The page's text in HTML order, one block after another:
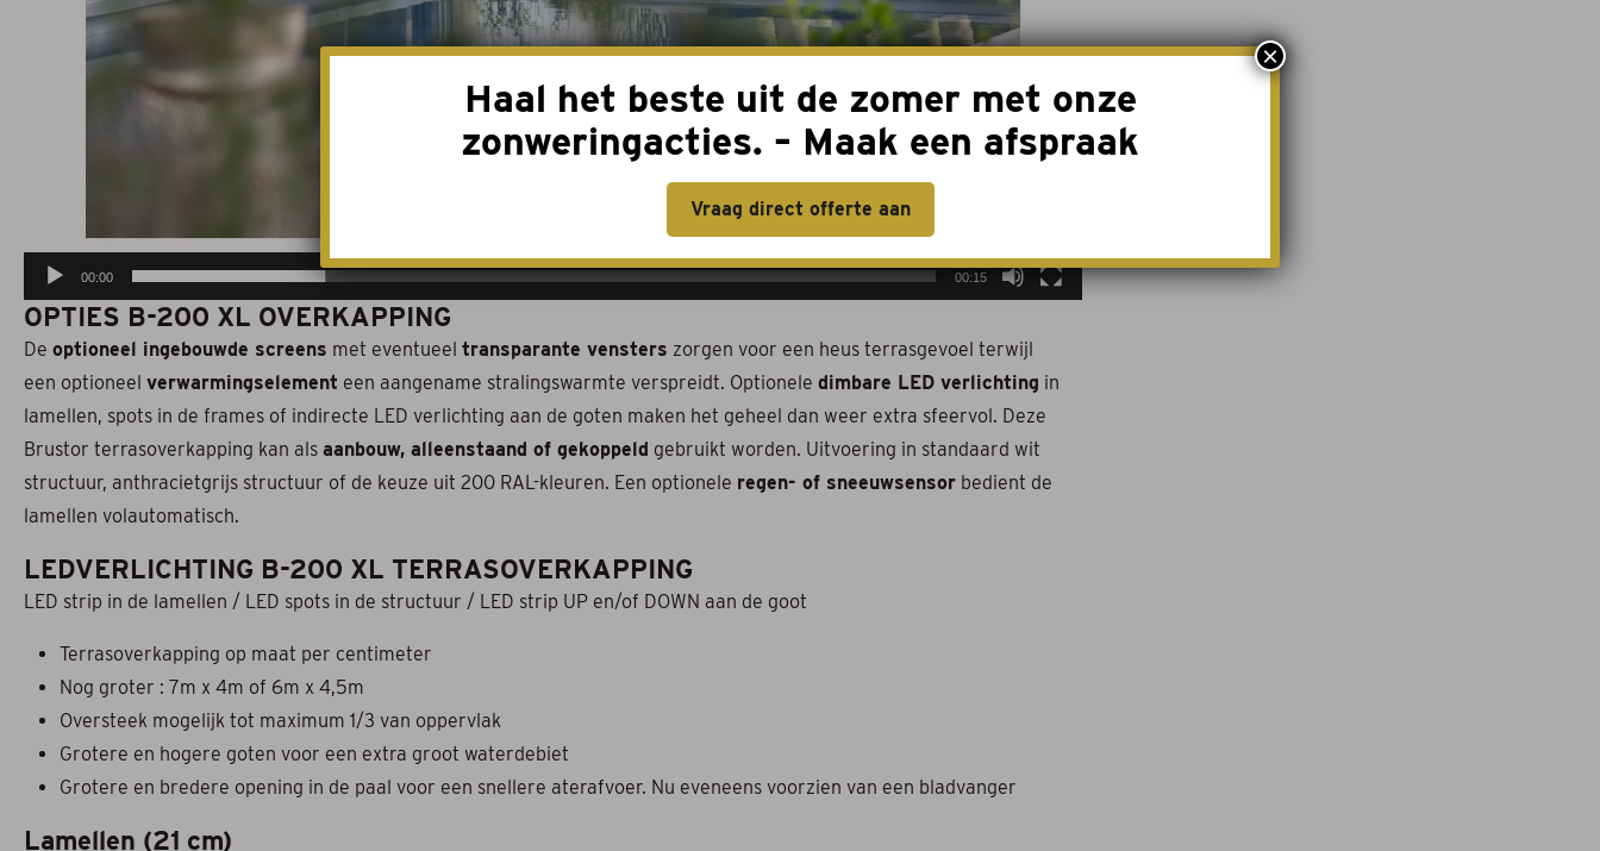
00:00 00:15
OPTIES B-200 XL OVERKAPPING
De optioneel ingebouwde screens met eventueel transparante vensters zorgen voor een heus terrasgevoel terwijl
een optioneel verwarmingselement een aangename stralingswarmte verspreidt. Optionele dimbare LED verlichting in
lamellen, spots in de frames of indirecte LED verlichting aan de goten maken het geheel dan weer extra sfeervol. Deze
Brustor terrasoverkapping kan als aanbouw, alleenstaand of gekoppeld gebruikt worden. Uitvoering in standaard wit
structuur, anthracietgrijs structuur of de keuze uit 200 RAL-kleuren. Een optionele regen- of sneeuwsensor bedient de
lamellen volautomatisch.
LEDVERLICHTING B-200 XL TERRASOVERKAPPING
LED strip in de lamellen / LED spots in de structuur / LED strip UP en/of DOWN aan de goot
Terrasoverkapping op maat per centimeter
Nog groter : 7m x 4m of 6m x 4,5m
Oversteek mogelijk tot maximum 1/3 van oppervlak
Grotere en hogere goten voor een extra groot waterdebiet
Grotere en bredere opening in de paal voor een snellere aterafvoer. Nu eveneens voorzien van een bladvanger
Lamellen (21 cm)
Haal het beste uit de zomer met onze
zonweringacties. – Maak een afspraak
Vraag direct offerte aan
×